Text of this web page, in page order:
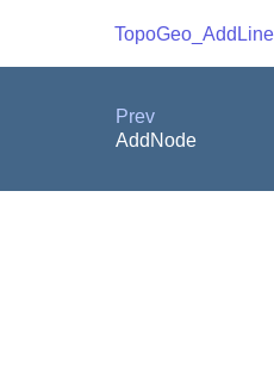
Prev
AddNode